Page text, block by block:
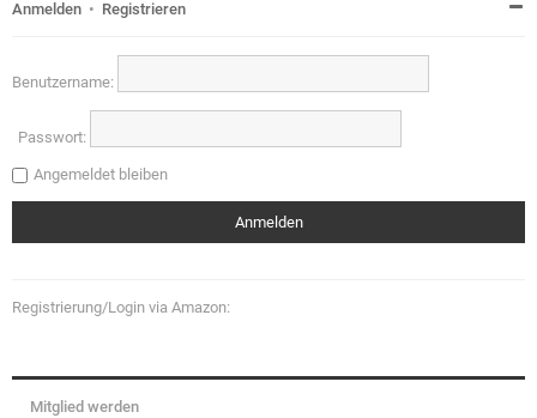
Anmelden • Registrieren
Benutzername:
Passwort:
Angemeldet bleiben
Registrierung/Login via Amazon:
Mitglied werden